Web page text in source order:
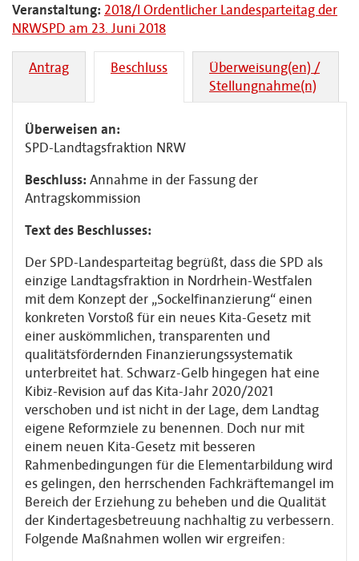
Veranstaltung: 2018/I Ordentlicher Landesparteitag der
NRWSPD am 23. Juni 2018
Antrag Beschluss
Überweisung(en) /
Stellungnahme(n)
Überweisen an:
SPD-Landtagsfraktion NRW
Beschluss: Annahme in der Fassung der
Antragskommission
Text des Beschlusses:
Der SPD-Landesparteitag begrüßt, dass die SPD als
einzige Landtagsfraktion in Nordrhein-Westfalen
mit dem Konzept der „Sockelfinanzierung“ einen
konkreten Vorstoß für ein neues Kita-Gesetz mit
einer auskömmlichen, transparenten und
qualitätsfördernden Finanzierungssystematik
unterbreitet hat. Schwarz-Gelb hingegen hat eine
Kibiz-Revision auf das Kita-Jahr 2020/2021
verschoben und ist nicht in der Lage, dem Landtag
eigene Reformziele zu benennen. Doch nur mit
einem neuen Kita-Gesetz mit besseren
Rahmenbedingungen für die Elementarbildung wird
es gelingen, den herrschenden Fachkräftemangel im
Bereich der Erziehung zu beheben und die Qualität
der Kindertagesbetreuung nachhaltig zu verbessern.
Folgende Maßnahmen wollen wir ergreifen: